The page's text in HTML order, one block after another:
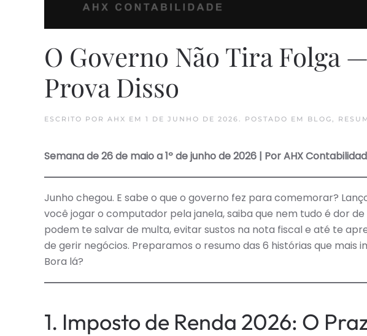
O Governo Não Tira Folga
Prova Disso
ESCRITO POR AHX EM 1 DE JUNHO DE 2026 . POSTADO EM BLOG
Semana de 26 de maio a 1º de junho de 2026 | Por AHX
Junho chegou. E sabe o que o governo fez para comemorar?
você jogar o computador pela janela, saiba que nem tudo é dor
podem te salvar de multa, evitar sustos na nota fiscal e até te
de gerir negócios. Preparamos o resumo das 6 histórias que
Bora lá?
1. Imposto de Renda 2026: O